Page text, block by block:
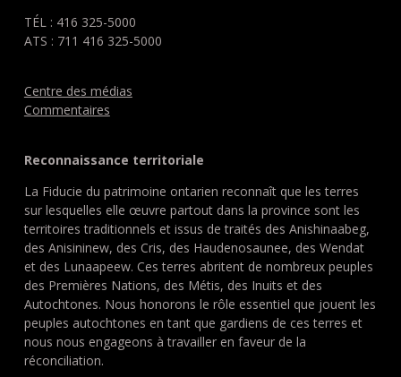
TÉL : 416 325-5000
ATS : 711 416 325-5000
Centre des médias
Commentaires
Reconnaissance territoriale
La Fiducie du patrimoine ontarien reconnaît que les terres
sur lesquelles elle œuvre partout dans la province sont les
territoires traditionnels et issus de traités des Anishinaabeg,
des Anisininew, des Cris, des Haudenosaunee, des Wendat
et des Lunaapeew. Ces terres abritent de nombreux peuples
des Premières Nations, des Métis, des Inuits et des
Autochtones. Nous honorons le rôle essentiel que jouent les
peuples autochtones en tant que gardiens de ces terres et
nous nous engageons à travailler en faveur de la
réconciliation.